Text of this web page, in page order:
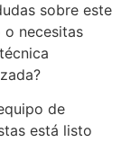
sobre este
necesitas
de
está listo